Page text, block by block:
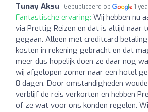
Tunay Aksu Gepubliceerd op 1
Fantastische ervaring: Wij hebben nu
via Prettig Reizen en dat is altijd naar
gegaan. Alleen met creditcard
kosten in rekening gebracht en dat
meer dus hopelijk doen ze daar nog
wij afgelopen zomer naar een hotel
8 dagen. Door omstandigheden
verblijf de reis verkorten en hebben
of ze wat voor ons konden regelen.